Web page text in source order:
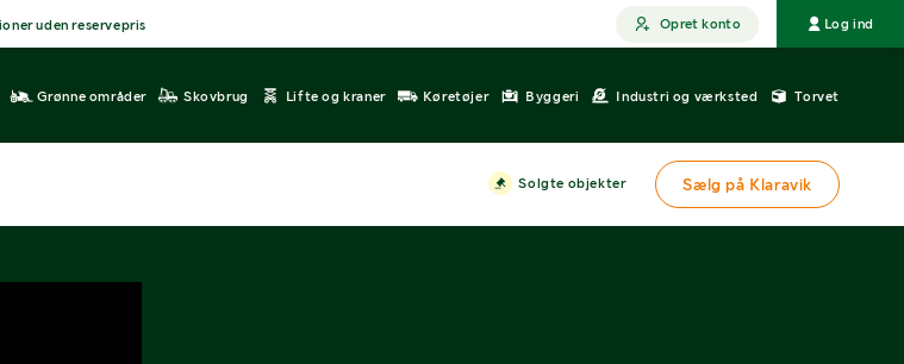
uden reservepris Opret konto Log ind
Grønne områder Skovbrug Lifte og kraner Køretøjer Byggeri Industri og værksted Torvet
Solgte objekter Sælg på Klaravik